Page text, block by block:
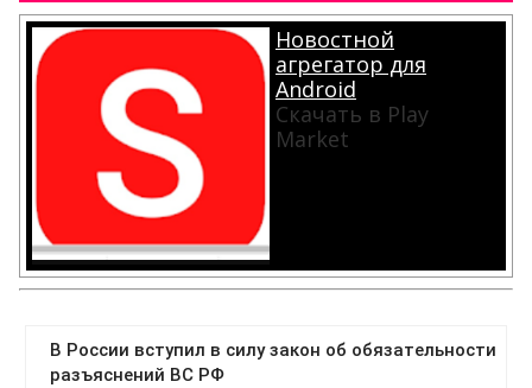
Новостной
агрегатор для
Android
Скачать в Play
Market